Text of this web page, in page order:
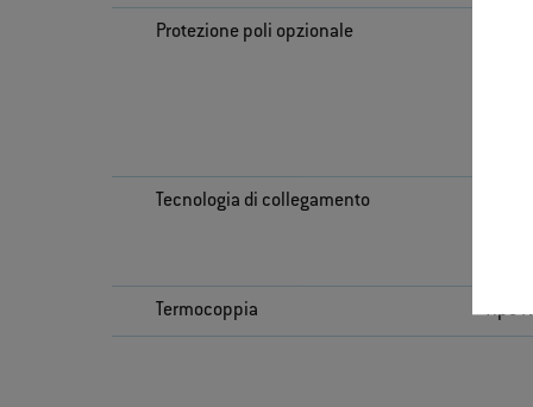
Protezione poli opzionale
Tecnologia di collegamento
Termocoppia Tipo